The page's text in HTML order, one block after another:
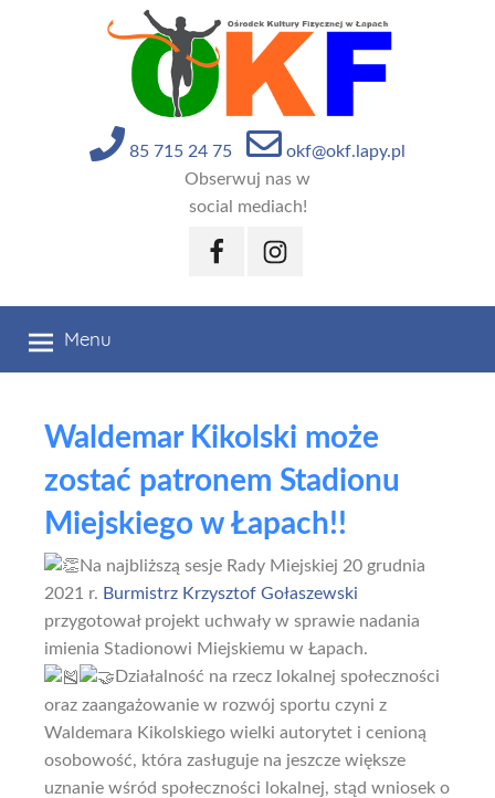
85 715 24 75
okf@okf.lapy.pl
Obserwuj nas w
social mediach!
FacebookInstagram
Menu
Waldemar Kikolski może
zostać patronem Stadionu
Miejskiego w Łapach!!
Na najbliższą sesje Rady Miejskiej 20 grudnia
2021 r. Burmistrz Krzysztof Gołaszewski
przygotował projekt uchwały w sprawie nadania
imienia Stadionowi Miejskiemu w Łapach.
Działalność na rzecz lokalnej społeczności
oraz zaangażowanie w rozwój sportu czyni z
Waldemara Kikolskiego wielki autorytet i cenioną
osobowość, która zasługuje na jeszcze większe
uznanie wśród społeczności lokalnej, stąd wniosek o